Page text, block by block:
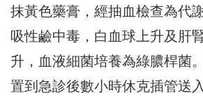
抹黃色藥膏，經抽血檢查為代
吸性鹼中毒，白血球上升及肝
升，血液細菌培養為綠膿桿菌
置到急診後數小時休克插管送